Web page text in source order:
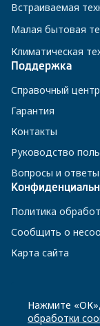
Встраиваемая
Малая бытовая
Климатическая
Поддержка
Справочный центр
Гарантия
Контакты
Руководство
Вопросы и ответы
Политика
Сообщить о
Карта сайта
8 800 200-
Нажмите
обработки